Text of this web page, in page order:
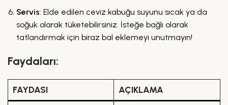
Servis: Elde edilen ceviz kabuğu suyunu sıcak ya da
soğuk olarak tüketebilirsiniz. İsteğe bağlı olarak
tatlandırmak için biraz bal eklemeyi unutmayın!
Faydaları:
FAYDASI AÇIKLAMA